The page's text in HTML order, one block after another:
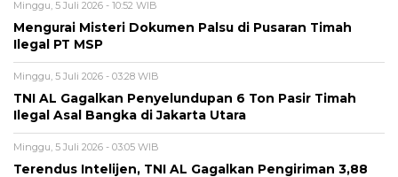
Minggu, 5 Juli 2026 - 10:52 WIB
Mengurai Misteri Dokumen Palsu di Pusaran Timah
Ilegal PT MSP
Minggu, 5 Juli 2026 - 03:28 WIB
TNI AL Gagalkan Penyelundupan 6 Ton Pasir Timah
Ilegal Asal Bangka di Jakarta Utara
Minggu, 5 Juli 2026 - 03:05 WIB
Terendus Intelijen, TNI AL Gagalkan Pengiriman 3,88